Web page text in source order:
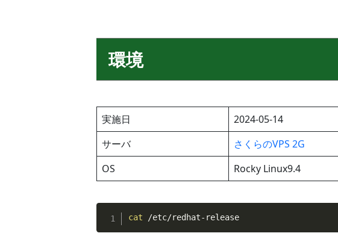
環境
実施日
2024-05-14
サーバ
さくらのVPS 2G
OS
Rocky Linux9.4
cat /etc/redhat-release